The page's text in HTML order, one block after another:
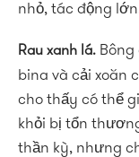
nhỏ, tác động
Rau xanh lá. Bông
bina và cải xoăn
cho thấy có thể
khỏi bị tổn
thần kỳ, nhưng